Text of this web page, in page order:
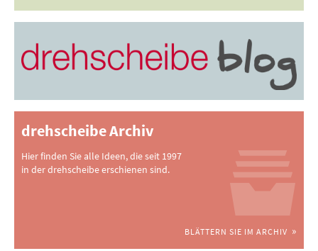
drehscheibe Archiv
Hier finden Sie alle Ideen, die seit 1997
in der drehscheibe erschienen sind.
BLÄTTERN SIE IM ARCHIV